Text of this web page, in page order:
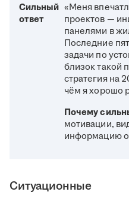
Сильный
ответ
«Меня
проектов —
панелями в
Последние
задачи по
близок такой
стратегия на
чём я хорошо
Почему
мотивации,
информацию
Ситуационные